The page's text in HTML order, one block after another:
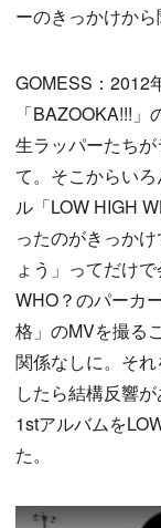
ーのきっかけか
GOMESS：2012
「BAZOOKA!!!
生ラッパーたち
て。そこからい
ル「LOW HIGH
ったのがきっか
ょう」ってだけ
WHO？のパーカ
格」のMVを撮る
関係なしに。そ
したら結構反響
1stアルバムを
た。